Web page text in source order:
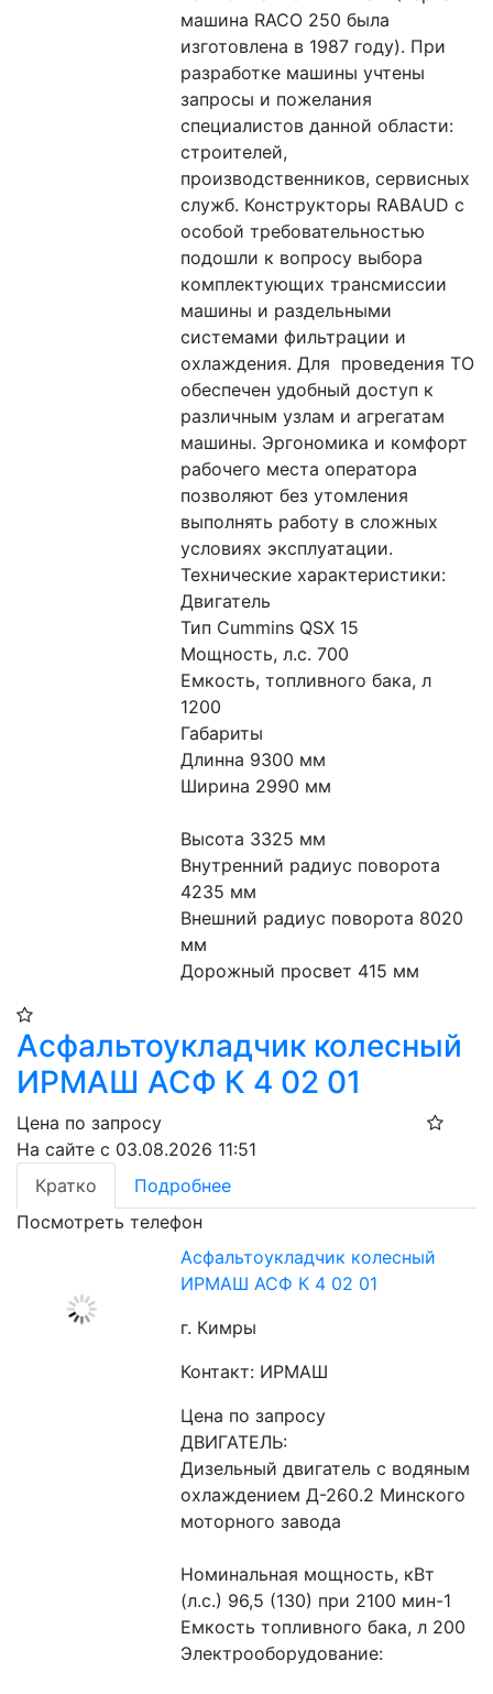
машина RACO 250 была
изготовлена в 1987 году). При
разработке машины учтены
запросы и пожелания
специалистов данной области:
строителей,
производственников, сервисных
служб. Конструкторы RABAUD с
особой требовательностью
подошли к вопросу выбора
комплектующих трансмиссии
машины и раздельными
системами фильтрации и
охлаждения. Для  проведения ТО
обеспечен удобный доступ к
различным узлам и агрегатам
машины. Эргономика и комфорт
рабочего места оператора
позволяют без утомления
выполнять работу в сложных
условиях эксплуатации.
Технические характеристики:
Двигатель
Тип Cummins QSX 15
Мощность, л.с. 700
Емкость, топливного бака, л
1200
Габариты
Длинна 9300 мм
Ширина 2990 мм
Высота 3325 мм
Внутренний радиус поворота
4235 мм
Внешний радиус поворота 8020
мм
Дорожный просвет 415 мм
Асфальтоукладчик колесный
ИРМАШ АСФ К 4 02 01
Цена по запросу
На сайте с 03.08.2026 11:51
Кратко
Подробнее
Посмотреть телефон
Асфальтоукладчик колесный
ИРМАШ АСФ К 4 02 01
г. Кимры
Контакт: ИРМАШ
Цена по запросу
ДВИГАТЕЛЬ:
Дизельный двигатель с водяным
охлаждением Д-260.2 Минского
моторного завода
Номинальная мощность, кВт
(л.с.) 96,5 (130) при 2100 мин-1
Емкость топливного бака, л 200
Электрооборудование: